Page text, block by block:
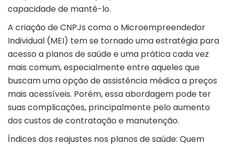
capacidade de mantê-lo.
A criação de CNPJs como o Microempreendedor
Individual (MEI) tem se tornado uma estratégia para
acesso a planos de saúde e uma prática cada vez
mais comum, especialmente entre aqueles que
buscam uma opção de assistência médica a preços
mais acessíveis. Porém, essa abordagem pode ter
suas complicações, principalmente pelo aumento
dos custos de contratação e manutenção.
Índices dos reajustes nos planos de saúde: Quem